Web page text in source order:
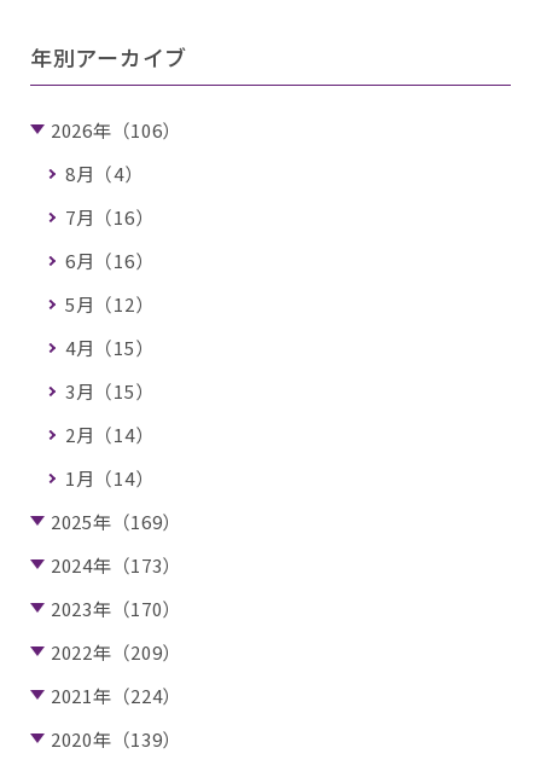
年別アーカイブ
2026年（106）
8月（4）
7月（16）
6月（16）
5月（12）
4月（15）
3月（15）
2月（14）
1月（14）
2025年（169）
2024年（173）
2023年（170）
2022年（209）
2021年（224）
2020年（139）